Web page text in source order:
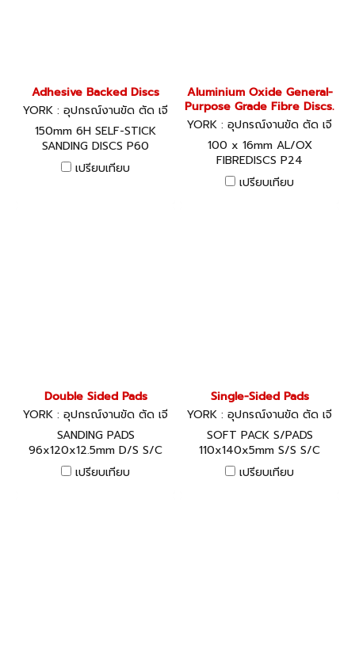
Adhesive Backed Discs
YORK : อุปกรณ์งานขัด ตัด เจี
ยร์
150mm 6H SELF-STICK
SANDING DISCS P60
เปรียบเทียบ
Aluminium Oxide General-
Purpose Grade Fibre Discs.
YORK : อุปกรณ์งานขัด ตัด เจี
100 x 16mm AL/OX
FIBREDISCS P24
เปรียบเทียบ
Double Sided Pads
YORK : อุปกรณ์งานขัด ตัด เจี
ยร์
SANDING PADS
96x120x12.5mm D/S S/C
MEDIUM
เปรียบเทียบ
Single-Sided Pads
YORK : อุปกรณ์งานขัด ตัด เจี
ยร์
SOFT PACK S/PADS
110x140x5mm S/S S/C
MEDIUM
เปรียบเทียบ